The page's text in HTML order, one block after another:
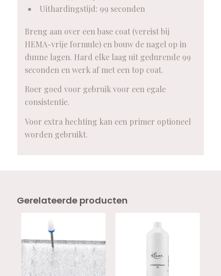
Uithardingstijd: 99 seconden
Breng aan over een base coat (vereist bij
HEMA-vrije formule) en bouw de nagel op in
dunne lagen. Hard elke laag uit gedurende 99
seconden en werk af met een top coat.
Roer goed voor gebruik voor een egale
consistentie.
Voor extra hechting kan een primer optioneel
worden gebruikt.
Gerelateerde producten